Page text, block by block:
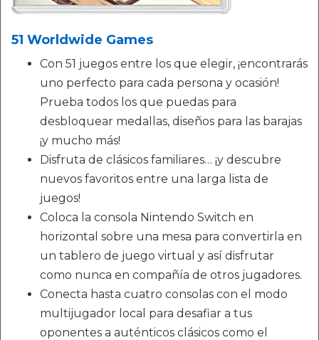
51 Worldwide Games
Con 51 juegos entre los que elegir, ¡encontrarás
uno perfecto para cada persona y ocasión!
Prueba todos los que puedas para
desbloquear medallas, diseños para las barajas
¡y mucho más!
Disfruta de clásicos familiares… ¡y descubre
nuevos favoritos entre una larga lista de
juegos!
Coloca la consola Nintendo Switch en
horizontal sobre una mesa para convertirla en
un tablero de juego virtual y así disfrutar
como nunca en compañía de otros jugadores.
Conecta hasta cuatro consolas con el modo
multijugador local para desafiar a tus
oponentes a auténticos clásicos como el